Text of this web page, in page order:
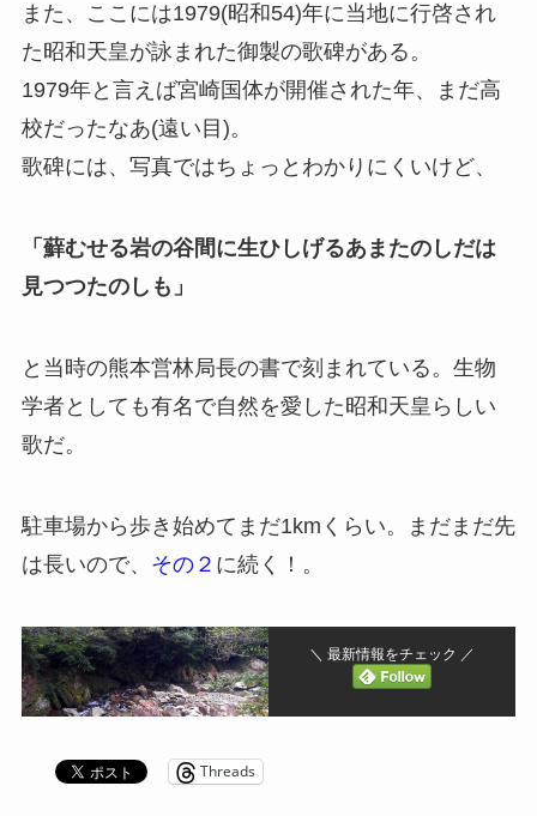
また、ここには1979(昭和54)年に当地に行啓され
た昭和天皇が詠まれた御製の歌碑がある。
1979年と言えば宮崎国体が開催された年、まだ高
校だったなあ(遠い目)。
歌碑には、写真ではちょっとわかりにくいけど、
「蘚むせる岩の谷間に生ひしげるあまたのしだは
見つつたのしも」
と当時の熊本営林局長の書で刻まれている。生物
学者としても有名で自然を愛した昭和天皇らしい
歌だ。
駐車場から歩き始めてまだ1kmくらい。まだまだ先
は長いので、 その２ に続く！。
＼ 最新情報をチェック ／
Threads